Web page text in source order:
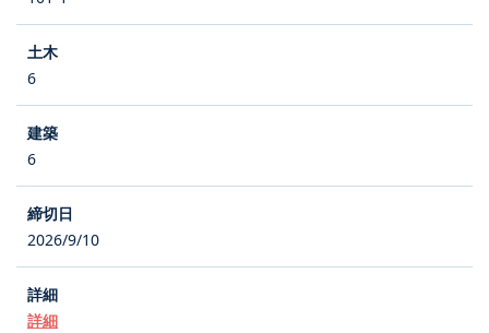
6
6
2026/9/10
詳細